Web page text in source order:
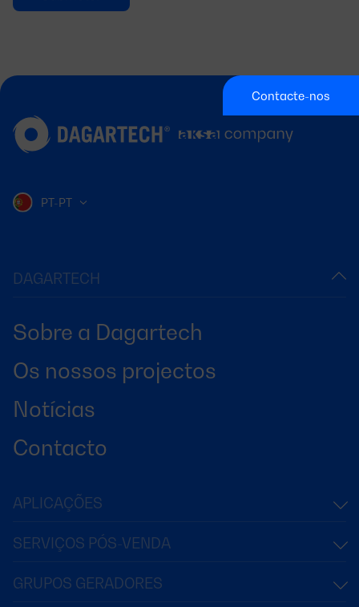
Contacte-nos
DAGARTECH
Sobre a Dagartech
Os nossos projectos
Notícias
Contacto
PT-PT
APLICAÇÕES
SERVIÇOS PÓS-VENDA
GRUPOS GERADORES